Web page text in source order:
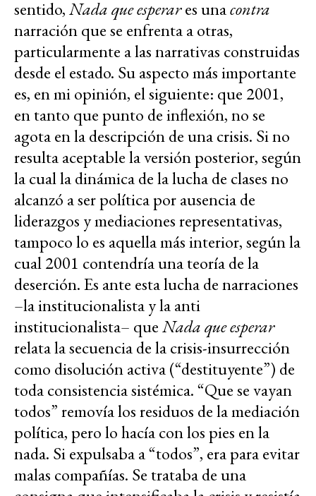
sentido,Nada que esperares unacontra
narración que se enfrenta a otras,
particularmente a las narrativas construidas
desde el estado. Su aspecto más importante
es, en mi opinión, el siguiente: que 2001,
en tanto que punto de inflexión, no se
agota en la descripción de una crisis. Si no
resulta aceptable la versión posterior, según
la cual la dinámica de la lucha de clases no
alcanzó a ser política por ausencia de
liderazgos y mediaciones representativas,
tampoco lo es aquella más interior, según la
cual 2001 contendría una teoría de la
deserción. Es ante esta lucha de narraciones
–la institucionalista y la anti
institucionalista– queNada que esperar
relata la secuencia de la crisis-insurrección
como disolución activa (“destituyente”) de
toda consistencia sistémica. “Que se vayan
todos” removía los residuos de la mediación
política, pero lo hacía con los pies en la
nada. Si expulsaba a “todos”, era para evitar
malas compañías. Se trataba de una